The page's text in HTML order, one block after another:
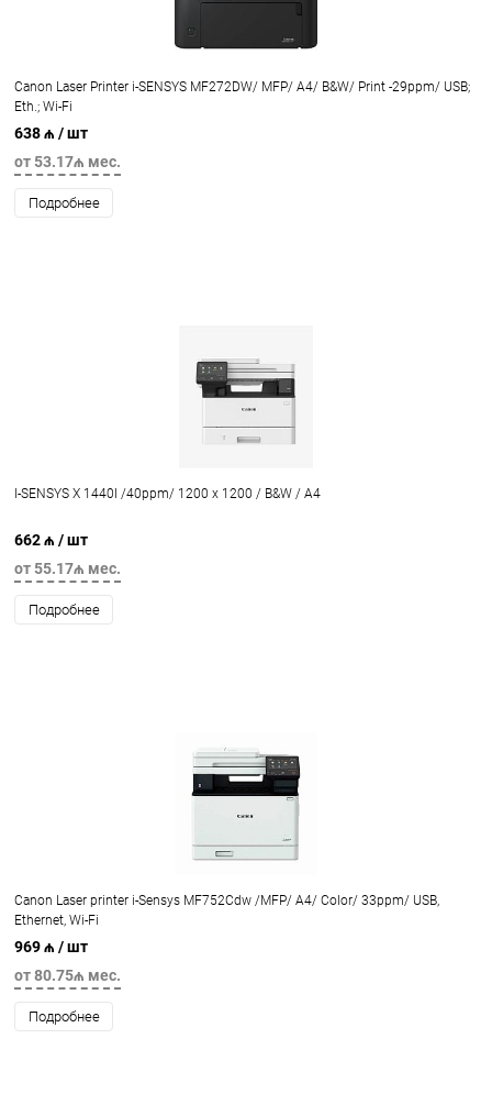
Canon Laser Printer i-SENSYS MF272DW/ MFP/ A4/ B&W/ Print -29ppm/ USB;
Eth.; Wi-Fi
638 ₼ / шт
от 53.17₼ мес.
Подробнее
I-SENSYS X 1440I /40ppm/ 1200 x 1200 / B&W / A4
662 ₼ / шт
от 55.17₼ мес.
Подробнее
Canon Laser printer i-Sensys MF752Cdw /MFP/ A4/ Color/ 33ppm/ USB,
Ethernet, Wi-Fi
969 ₼ / шт
от 80.75₼ мес.
Подробнее